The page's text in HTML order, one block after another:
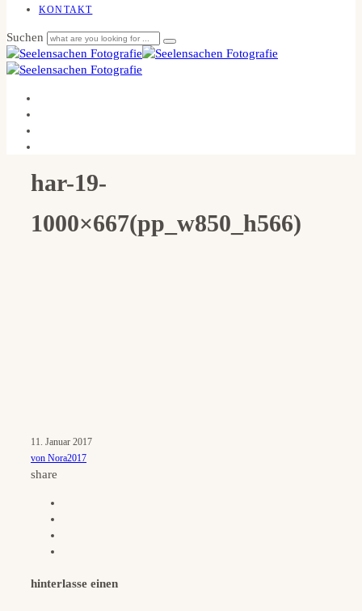
KONTAKT
Suchen
har-19-
1000×667(pp_w850_h566)
11. Januar 2017
von Nora2017
share
hinterlasse einen